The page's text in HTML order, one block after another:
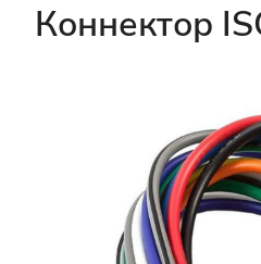
Коннектор